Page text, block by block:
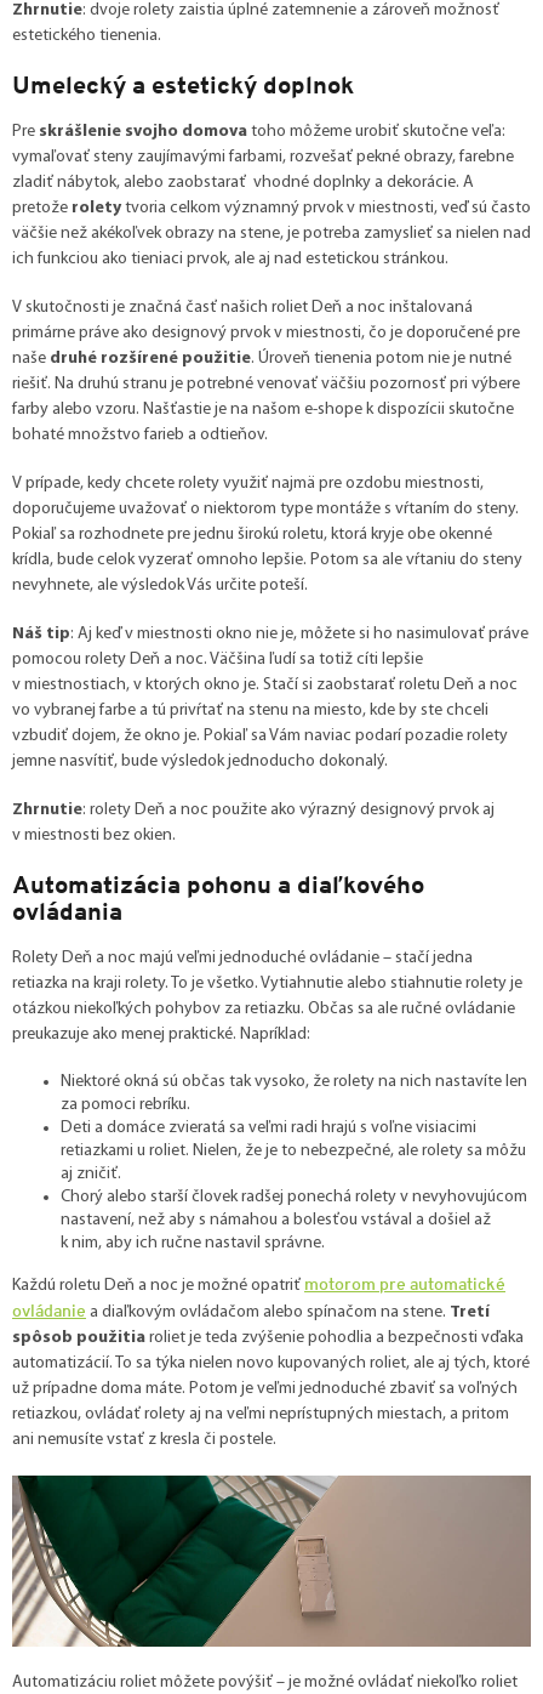
Zhrnutie: dvoje rolety zaistia úplné zatemnenie a zároveň možnosť
estetického tienenia.
Umelecký a estetický doplnok
Pre skrášlenie svojho domova toho môžeme urobiť skutočne veľa:
vymaľovať steny zaujímavými farbami, rozvešať pekné obrazy, farebne
zladiť nábytok, alebo zaobstarať vhodné doplnky a dekorácie. A
pretože rolety tvoria celkom významný prvok v miestnosti, veď sú často
väčšie než akékoľvek obrazy na stene, je potreba zamyslieť sa nielen nad
ich funkciou ako tieniaci prvok, ale aj nad estetickou stránkou.
V skutočnosti je značná časť našich roliet Deň a noc inštalovaná
primárne práve ako designový prvok v miestnosti, čo je doporučené pre
naše druhé rozšírené použitie. Úroveň tienenia potom nie je nutné
riešiť. Na druhú stranu je potrebné venovať väčšiu pozornosť pri výbere
farby alebo vzoru. Našťastie je na našom e-shope k dispozícii skutočne
bohaté množstvo farieb a odtieňov.
V prípade, kedy chcete rolety využiť najmä pre ozdobu miestnosti,
doporučujeme uvažovať o niektorom type montáže s vŕtaním do steny.
Pokiaľ sa rozhodnete pre jednu širokú roletu, ktorá kryje obe okenné
krídla, bude celok vyzerať omnoho lepšie. Potom sa ale vŕtaniu do steny
nevyhnete, ale výsledok Vás určite poteší.
Náš tip: Aj keď v miestnosti okno nie je, môžete si ho nasimulovať práve
pomocou rolety Deň a noc. Väčšina ľudí sa totiž cíti lepšie
v miestnostiach, v ktorých okno je. Stačí si zaobstarať roletu Deň a noc
vo vybranej farbe a tú privŕtať na stenu na miesto, kde by ste chceli
vzbudiť dojem, že okno je. Pokiaľ sa Vám naviac podarí pozadie rolety
jemne nasvítiť, bude výsledok jednoducho dokonalý.
Zhrnutie: rolety Deň a noc použite ako výrazný designový prvok aj
v miestnosti bez okien.
Automatizácia pohonu a diaľkového
ovládania
Rolety Deň a noc majú veľmi jednoduché ovládanie – stačí jedna
retiazka na kraji rolety. To je všetko. Vytiahnutie alebo stiahnutie rolety je
otázkou niekoľkých pohybov za retiazku. Občas sa ale ručné ovládanie
preukazuje ako menej praktické. Napríklad:
Niektoré okná sú občas tak vysoko, že rolety na nich nastavíte len
za pomoci rebríku.
Deti a domáce zvieratá sa veľmi radi hrajú s voľne visiacimi
retiazkami u roliet. Nielen, že je to nebezpečné, ale rolety sa môžu
aj zničiť.
Chorý alebo starší človek radšej ponechá rolety v nevyhovujúcom
nastavení, než aby s námahou a bolesťou vstával a došiel až
k nim, aby ich ručne nastavil správne.
Každú roletu Deň a noc je možné opatriť motorom pre automatické
ovládanie a diaľkovým ovládačom alebo spínačom na stene. Tretí
spôsob použitia roliet je teda zvýšenie pohodlia a bezpečnosti vďaka
automatizácií. To sa týka nielen novo kupovaných roliet, ale aj tých, ktoré
už prípadne doma máte. Potom je veľmi jednoduché zbaviť sa voľných
retiazkou, ovládať rolety aj na veľmi neprístupných miestach, a pritom
ani nemusíte vstať z kresla či postele.
Automatizáciu roliet môžete povýšiť – je možné ovládať niekoľko roliet